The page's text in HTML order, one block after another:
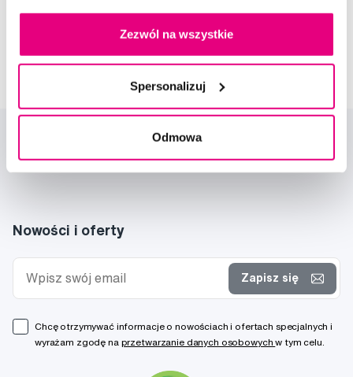
Zezwól na wszystkie
Spersonalizuj
Odmowa
Nowości i oferty
Zapisz się
Chcę otrzymywać informacje o nowościach i ofertach specjalnych i
wyrażam zgodę na przetwarzanie danych osobowychw tym celu.